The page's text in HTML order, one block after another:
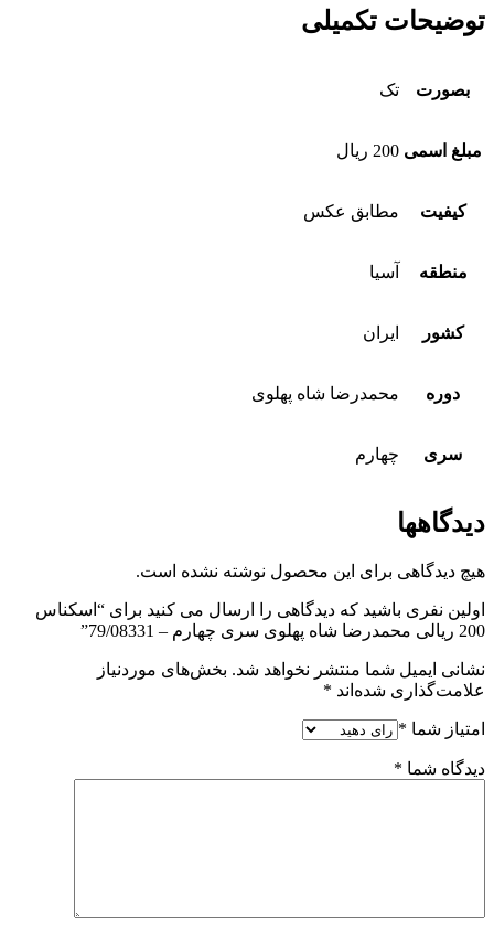
توضیحات تکمیلی
بصورت تک
مبلغ اسمی 200 ریال
کیفیت مطابق عکس
منطقه آسیا
کشور ایران
دوره محمدرضا شاه پهلوی
سری چهارم
دیدگاهها
هیچ دیدگاهی برای این محصول نوشته نشده است.
اولین نفری باشید که دیدگاهی را ارسال می کنید برای “اسکناس
200 ریالی محمدرضا شاه پهلوی سری چهارم – 79/08331”
نشانی ایمیل شما منتشر نخواهد شد. بخش‌های موردنیاز
علامت‌گذاری شده‌اند *
امتیاز شما *
دیدگاه شما *